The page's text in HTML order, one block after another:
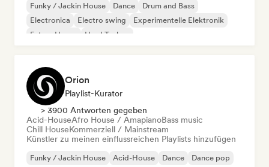
Funky / Jackin House Dance
Drum and Bass
Electronica
Electro swing
Experimentelle Elektronik
Future House
Hard Techno
Orion
Playlist-Kurator
> 3900 Antworten gegeben
Acid-HouseAfro House / AmapianoBass music
Chill HouseKommerziell / Mainstream
Künstler zu meinen einflussreichen Playlists hinzufügen
Funky / Jackin House Acid-House Dance
Dance pop